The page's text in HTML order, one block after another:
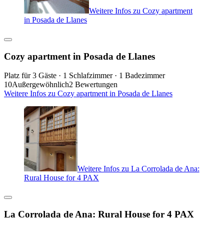
Weitere Infos zu Cozy apartment
in Posada de Llanes
Cozy apartment in Posada de Llanes
Platz für 3 Gäste · 1 Schlafzimmer · 1 Badezimmer
10Außergewöhnlich2 Bewertungen
Weitere Infos zu Cozy apartment in Posada de Llanes
Weitere Infos zu La Corrolada de Ana:
Rural House for 4 PAX
La Corrolada de Ana: Rural House for 4 PAX